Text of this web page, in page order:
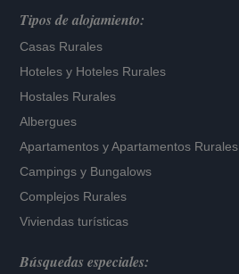
Tipos de alojamiento:
Casas Rurales
Hoteles y Hoteles Rurales
Hostales Rurales
Albergues
Apartamentos yApartamentos Rurales
Campings y Bungalows
Complejos Rurales
Viviendas turísticas
Búsquedas especiales: